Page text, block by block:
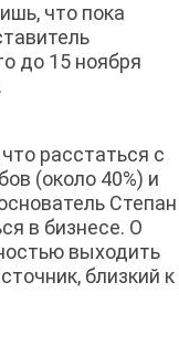
что пока
до 15 ноября
расстаться с
(около 40%) и
Степан
в бизнесе. О
выходить
близкий к